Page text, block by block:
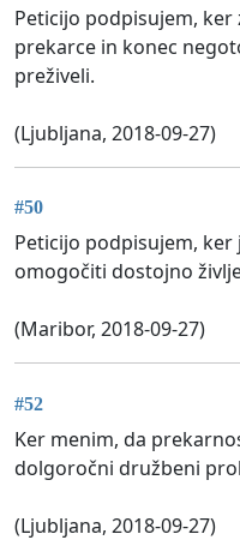
Peticijo podpisujem,
prekarce in konec
preživeli.
(Ljubljana, 2018-09-27)
#50
Peticijo podpisujem,
omogočiti dostojno
(Maribor, 2018-09-27)
#52
Ker menim, da
dolgoročni družbeni
(Ljubljana, 2018-09-27)